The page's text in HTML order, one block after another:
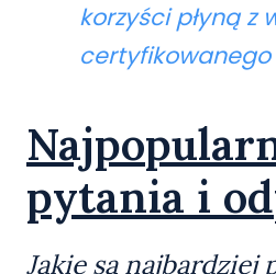
korzyści płyną z
pytania i
Jakie są najbardziej